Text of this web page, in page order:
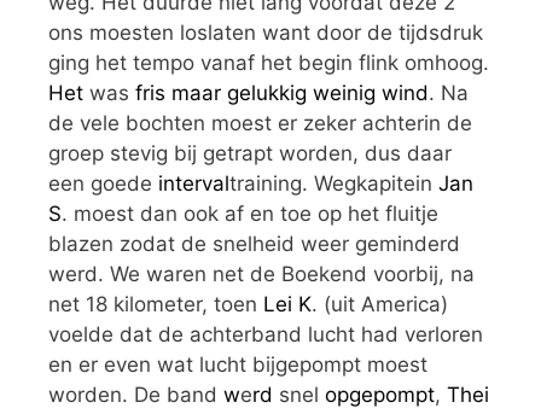
ons moesten loslaten want door de tijdsdruk
ging het tempo vanaf het begin flink omhoog.
Het was fris maar gelukkig weinig wind. Na
de vele bochten moest er zeker achterin de
groep stevig bij getrapt worden, dus daar
een goede intervaltraining. Wegkapitein Jan
S. moest dan ook af en toe op het fluitje
blazen zodat de snelheid weer geminderd
werd. We waren net de Boekend voorbij, na
net 18 kilometer, toen Lei K. (uit America)
voelde dat de achterband lucht had verloren
en er even wat lucht bijgepompt moest
worden. De band werd snel opgepompt, Thei